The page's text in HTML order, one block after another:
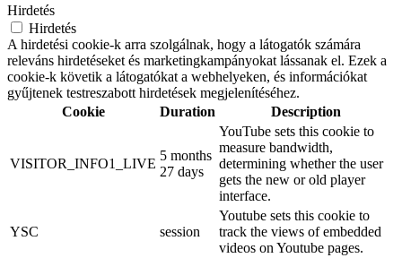
Hirdetés
Hirdetés
A hirdetési cookie-k arra szolgálnak, hogy a látogatók számára
releváns hirdetéseket és marketingkampányokat lássanak el. Ezek a
cookie-k követik a látogatókat a webhelyeken, és információkat
gyűjtenek testreszabott hirdetések megjelenítéséhez.
Cookie
Duration Description
VISITOR_INFO1_LIVE
5 months
27 days
YouTube sets this cookie to
measure bandwidth,
determining whether the user
gets the new or old player
interface.
YSC session
Youtube sets this cookie to
track the views of embedded
videos on Youtube pages.